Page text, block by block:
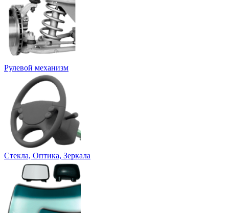
Рулевой механизм
Стекла, Оптика, Зеркала